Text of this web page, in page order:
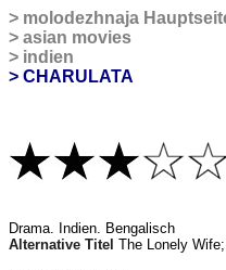
> molodezhnaja
> asian movies
> indien
> CHARULATA
Drama. Indien. Bengalisch
Alternative Titel The Lonely